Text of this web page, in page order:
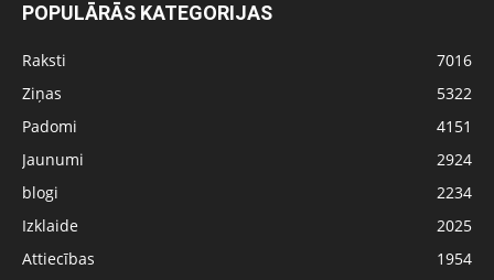
POPULĀRĀS KATEGORIJAS
Raksti
7016
Ziņas
5322
Padomi
4151
Jaunumi
2924
blogi
2234
Izklaide
2025
Attiecības
1954